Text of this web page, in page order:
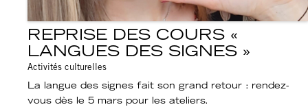
REPRISE DES COURS «
LANGUES DES SIGNES »
Activités culturelles
La langue des signes fait son grand retour : rendez-
vous dès le 5 mars pour les ateliers.